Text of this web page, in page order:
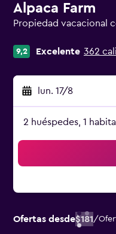
Alpaca Farm
Propiedad vacacional
9,2 Excelente 362
lun. 17/8
2 huéspedes, 1
Ofertas desde$181/